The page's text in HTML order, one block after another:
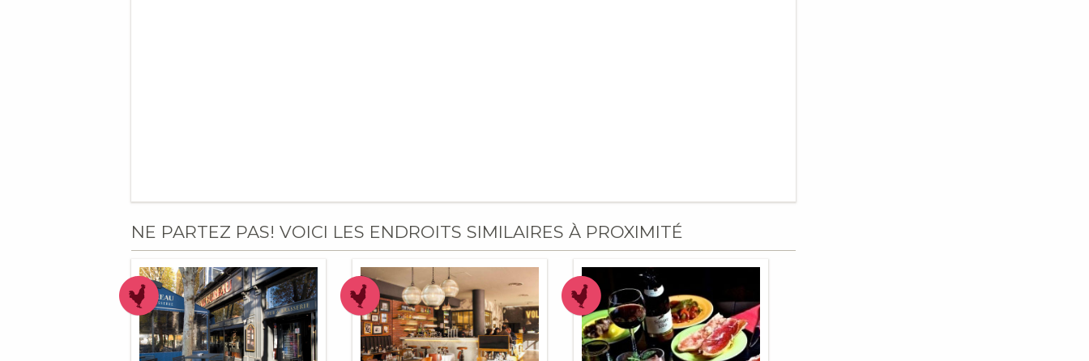
NE PARTEZ PAS! VOICI LES ENDROITS SIMILAIRES À PROXIMITÉ